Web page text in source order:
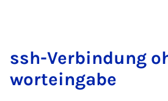
ssh-Ver­bin­dung
wor­t­ein­ga­be